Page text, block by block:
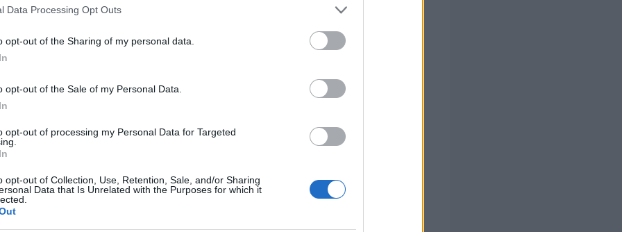
Data Processing Opt Outs
opt-out of the Sharing of my personal data.
opt-out of the Sale of my Personal Data.
opt-out of processing my Personal Data for Targeted
opt-out of Collection, Use, Retention, Sale, and/or Sharing
Data that Is Unrelated with the Purposes for which it
Αγγλικών σε μόνο 2 ημέρες στα χέρια σας